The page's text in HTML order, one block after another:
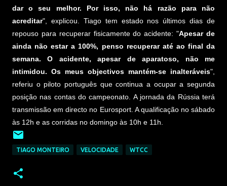
dar o seu melhor. Por isso, não há razão para não
acreditar", explicou. Tiago tem estado nos últimos dias de
repouso para recuperar fisicamente do acidente: "Apesar de
ainda não estar a 100%, penso recuperar até ao final da
semana. O acidente, apesar de aparatoso, não me
intimidou. Os meus objectivos mantém-se inalteráveis",
referiu o piloto português que continua a ocupar a segunda
posição nas contas do campeonato. A jornada da Rússia terá
transmissão em directo no Eurosport. A qualificação no sábado
às 12h e as corridas no domingo às 10h e 11h.
TIAGO MONTEIRO VELOCIDADE WTCC